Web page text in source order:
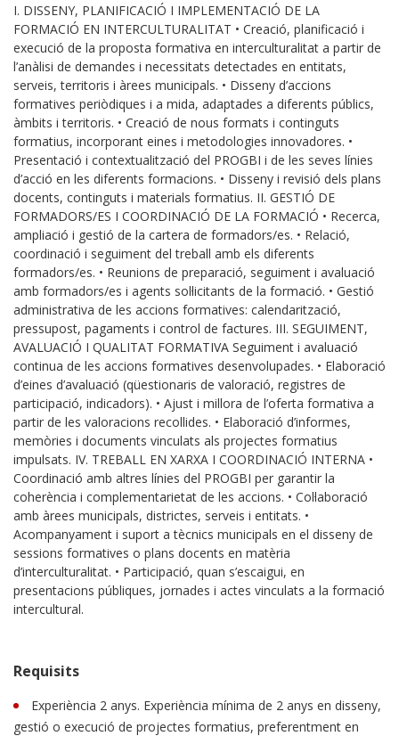
I. DISSENY, PLANIFICACIÓ I IMPLEMENTACIÓ DE LA
FORMACIÓ EN INTERCULTURALITAT • Creació, planificació i
execució de la proposta formativa en interculturalitat a partir de
l’anàlisi de demandes i necessitats detectades en entitats,
serveis, territoris i àrees municipals. • Disseny d’accions
formatives periòdiques i a mida, adaptades a diferents públics,
àmbits i territoris. • Creació de nous formats i continguts
formatius, incorporant eines i metodologies innovadores. •
Presentació i contextualització del PROGBI i de les seves línies
d’acció en les diferents formacions. • Disseny i revisió dels plans
docents, continguts i materials formatius. II. GESTIÓ DE
FORMADORS/ES I COORDINACIÓ DE LA FORMACIÓ • Recerca,
ampliació i gestió de la cartera de formadors/es. • Relació,
coordinació i seguiment del treball amb els diferents
formadors/es. • Reunions de preparació, seguiment i avaluació
amb formadors/es i agents sol·licitants de la formació. • Gestió
administrativa de les accions formatives: calendarització,
pressupost, pagaments i control de factures. III. SEGUIMENT,
AVALUACIÓ I QUALITAT FORMATIVA Seguiment i avaluació
continua de les accions formatives desenvolupades. • Elaboració
d’eines d’avaluació (qüestionaris de valoració, registres de
participació, indicadors). • Ajust i millora de l’oferta formativa a
partir de les valoracions recollides. • Elaboració d’informes,
memòries i documents vinculats als projectes formatius
impulsats. IV. TREBALL EN XARXA I COORDINACIÓ INTERNA •
Coordinació amb altres línies del PROGBI per garantir la
coherència i complementarietat de les accions. • Col·laboració
amb àrees municipals, districtes, serveis i entitats. •
Acompanyament i suport a tècnics municipals en el disseny de
sessions formatives o plans docents en matèria
d’interculturalitat. • Participació, quan s’escaigui, en
presentacions públiques, jornades i actes vinculats a la formació
intercultural.
Requisits
Experiència 2 anys. Experiència mínima de 2 anys en disseny,
gestió o execució de projectes formatius, preferentment en